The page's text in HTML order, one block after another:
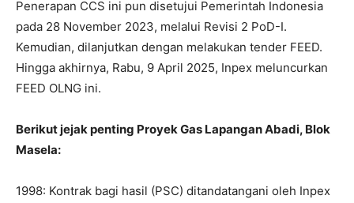
Penerapan CCS ini pun disetujui Pemerintah Indonesia
pada 28 November 2023, melalui Revisi 2 PoD-I.
Kemudian, dilanjutkan dengan melakukan tender FEED.
Hingga akhirnya, Rabu, 9 April 2025, Inpex meluncurkan
FEED OLNG ini.
Berikut jejak penting Proyek Gas Lapangan Abadi, Blok
Masela:
1998: Kontrak bagi hasil (PSC) ditandatangani oleh Inpex